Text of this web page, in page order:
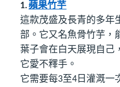
1.蘋果竹芋
這款茂盛及長青的多年
部。它又名魚骨竹芋，
葉子會在白天展現自己
它愛不釋手。
它需要每3至4 日灌溉一